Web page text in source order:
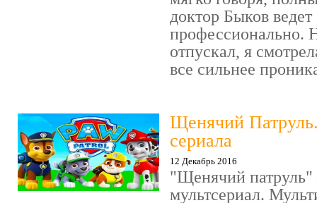
доктор Быков ведет
профессионально.
отпускал, я
все сильнее
Щенячий
сериала
12 Декабрь 2016
"Щенячий патруль"
мультсериал.